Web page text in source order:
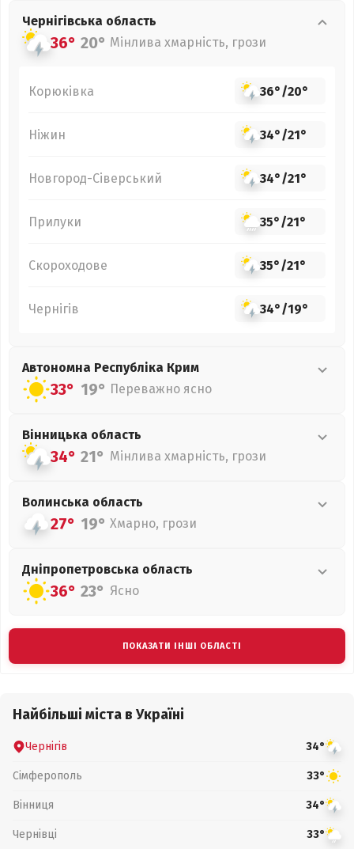
Чернігівська область
36° 20° Мінлива хмарність, грози
Корюківка 36°/20°
Ніжин 34°/21°
Новгород-Сіверський 34°/21°
Прилуки 35°/21°
Скороходове 35°/21°
Чернігів 34°/19°
Автономна Республіка Крим
33° 19° Переважно ясно
Вінницька область
34° 21° Мінлива хмарність, грози
Волинська область
27° 19° Хмарно, грози
Дніпропетровська область
36° 23° Ясно
ПОКАЗАТИ ІНШІ ОБЛАСТІ
Найбільші міста в Україні
Чернігів 34°
Сімферополь 33°
Вінниця 34°
Чернівці 33°